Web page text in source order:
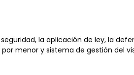
la aplicación de ley, la
menor y sistema de gestión del